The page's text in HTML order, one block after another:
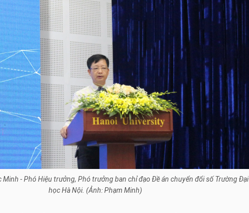
Minh - Phó Hiệu trưởng, Phó trưởng ban chỉ đạo Đề án chuyển đổi số Trường Đại
học Hà Nội. (Ảnh: Phạm Minh)